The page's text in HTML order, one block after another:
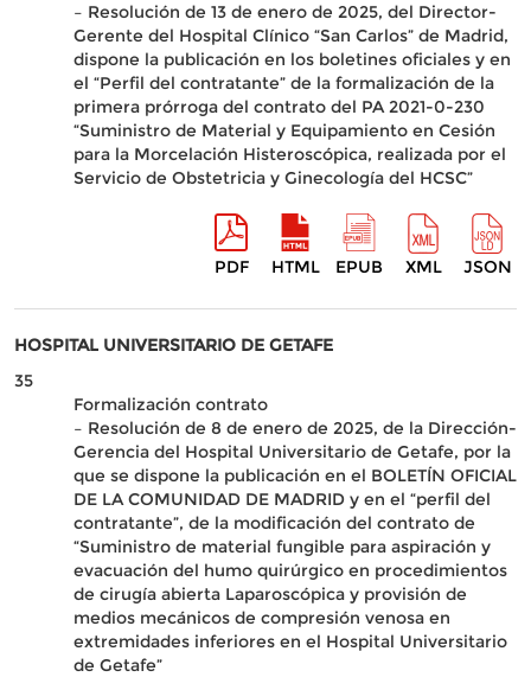
– Resolución de 13 de enero de 2025, del Director-
Gerente del Hospital Clínico “San Carlos” de Madrid,
dispone la publicación en los boletines oficiales y en
el “Perfil del contratante” de la formalización de la
primera prórroga del contrato del PA 2021-0-230
“Suministro de Material y Equipamiento en Cesión
para la Morcelación Histeroscópica, realizada por el
Servicio de Obstetricia y Ginecología del HCSC”
PDF HTML EPUB XML JSON
HOSPITAL UNIVERSITARIO DE GETAFE
35
Formalización contrato
– Resolución de 8 de enero de 2025, de la Dirección-
Gerencia del Hospital Universitario de Getafe, por la
que se dispone la publicación en el BOLETÍN OFICIAL
DE LA COMUNIDAD DE MADRID y en el “perfil del
contratante”, de la modificación del contrato de
“Suministro de material fungible para aspiración y
evacuación del humo quirúrgico en procedimientos
de cirugía abierta Laparoscópica y provisión de
medios mecánicos de compresión venosa en
extremidades inferiores en el Hospital Universitario
de Getafe”